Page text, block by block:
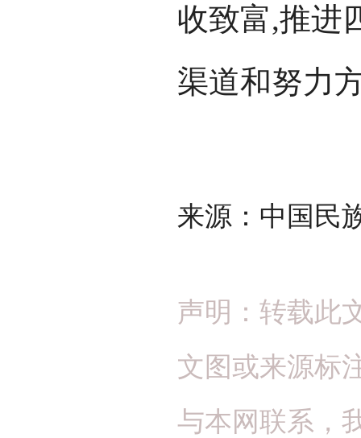
收致富,推进
渠道和努力
来源：中国民
声明：转载此
文图或来源标
与本网联系，